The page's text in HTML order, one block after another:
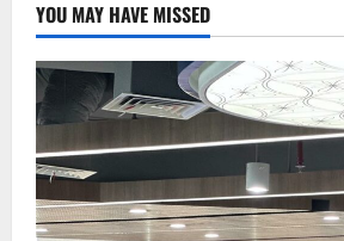
YOU MAY HAVE MISSED